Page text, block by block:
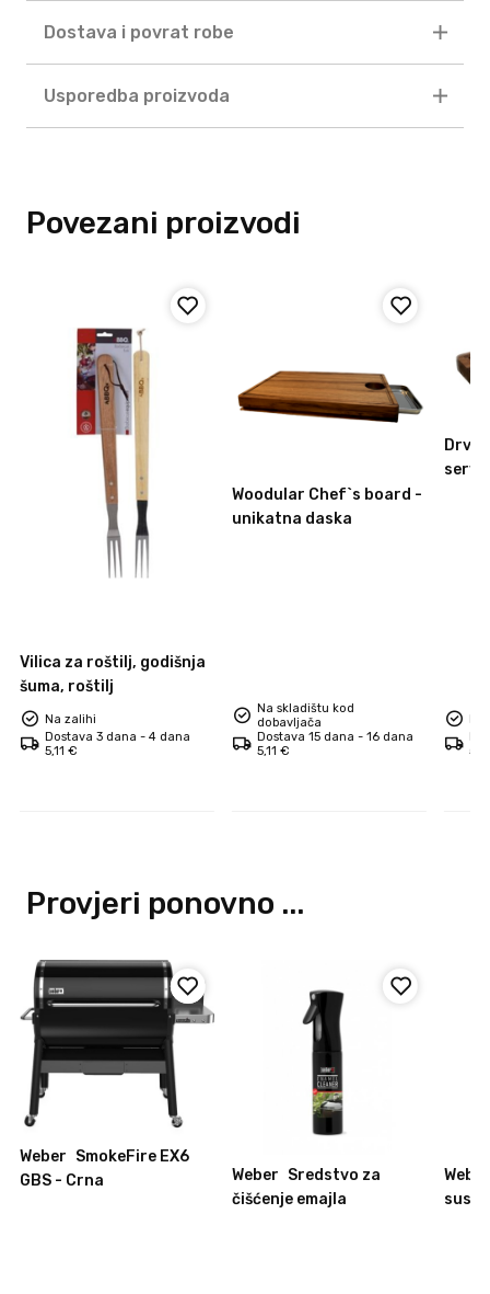
Dostava i povrat robe
Usporedba proizvoda
Povezani proizvodi
Vilica za roštilj, godišnja
šuma, roštilj
Na zalihi
Dostava 3 dana - 4 dana
5,11 €
Woodular Chef`s board -
unikatna daska
Na skladištu kod
dobavljača
Dostava 15 dana - 16 dana
5,11 €
Na
Provjeri ponovno ...
Weber SmokeFire EX6
GBS - Crna
Weber Sredstvo za
čišćenje emajla